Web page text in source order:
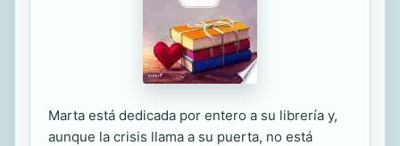
Marta está dedicada por entero a su librería y,
aunque la crisis llama a su puerta, no está